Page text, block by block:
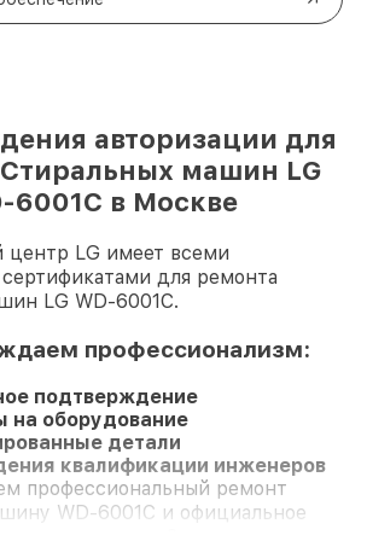
авторизации для
машин LG
6001C в Москве
LG имеет всеми
для ремонта
LG WD-6001C.
профессионализм:
подтверждение
на оборудование
детали
квалификации инженеров
профессиональный ремонт
WD-6001C и официальное